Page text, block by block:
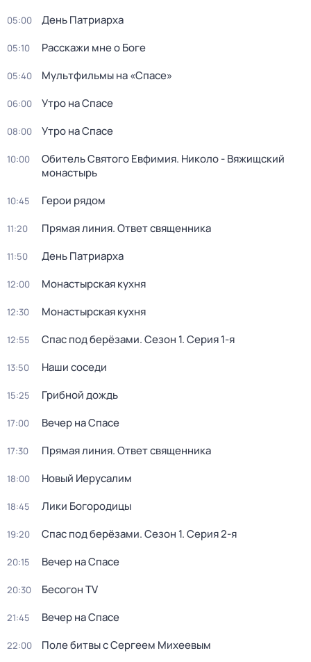
05:00 День Патриарха
05:10 Расскажи мне о Боге
05:40 Мультфильмы на «Спасе»
06:00 Утро на Спасе
08:00 Утро на Спасе
10:00
Обитель Святого Евфимия. Николо - Вяжищский
монастырь
10:45 Герои рядом
11:20 Прямая линия. Ответ священника
11:50 День Патриарха
12:00 Монастырская кухня
12:30 Монастырская кухня
12:55 Спас под берёзами. Сезон 1. Серия 1-я
13:50 Наши соседи
15:25 Грибной дождь
17:00 Вечер на Спасе
17:30 Прямая линия. Ответ священника
18:00 Новый Иерусалим
18:45 Лики Богородицы
19:20 Спас под берёзами. Сезон 1. Серия 2-я
20:15 Вечер на Спасе
20:30 Бесогон TV
21:45 Вечер на Спасе
22:00 Поле битвы с Сергеем Михеевым